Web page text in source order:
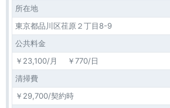
所在地
東京都品川区荏原２丁目8-9
公共料金
￥23,100/月 ￥770/日
清掃費
￥29,700/契約時